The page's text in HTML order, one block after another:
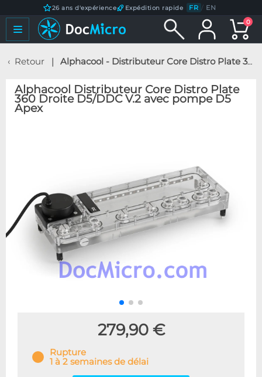
26 ans d'expérience Expédition rapide FR / EN
0
Retour Alphacool - Distributeur Core Distro Plate 360 Droite D5/DDC V.2 avec pompe D5 Apex
Alphacool Distributeur Core Distro Plate
360 Droite D5/DDC V.2 avec pompe D5
Apex
279,90 €
Rupture
1 à 2 semaines de délai